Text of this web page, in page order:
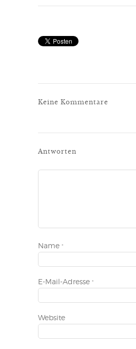
Keine Kommentare
Antworten
Name *
E-Mail-Adresse *
Website